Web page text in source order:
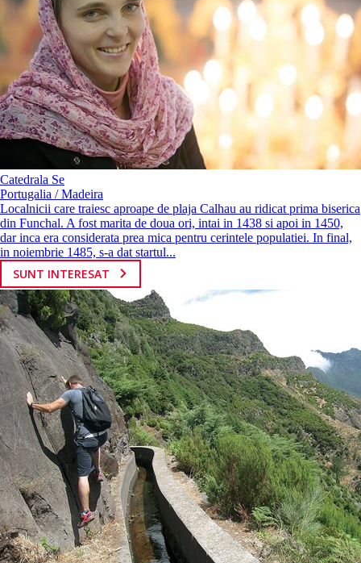
Catedrala Se
Portugalia / Madeira
Localnicii care traiesc aproape de plaja Calhau au ridicat prima biserica
din Funchal. A fost marita de doua ori, intai in 1438 si apoi in 1450,
dar inca era considerata prea mica pentru cerintele populatiei. In final,
in noiembrie 1485, s-a dat startul...
SUNT INTERESAT